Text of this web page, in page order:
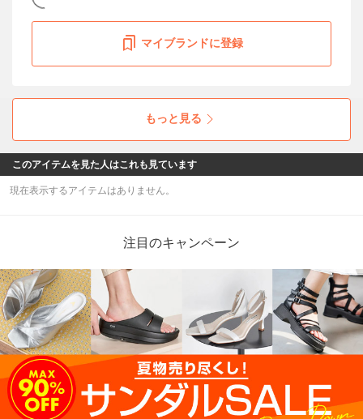
マイブランドに登録
もっと見る
このアイテムを見た人はこれも見ています
現在表示するアイテムはありません。
注目のキャンペーン